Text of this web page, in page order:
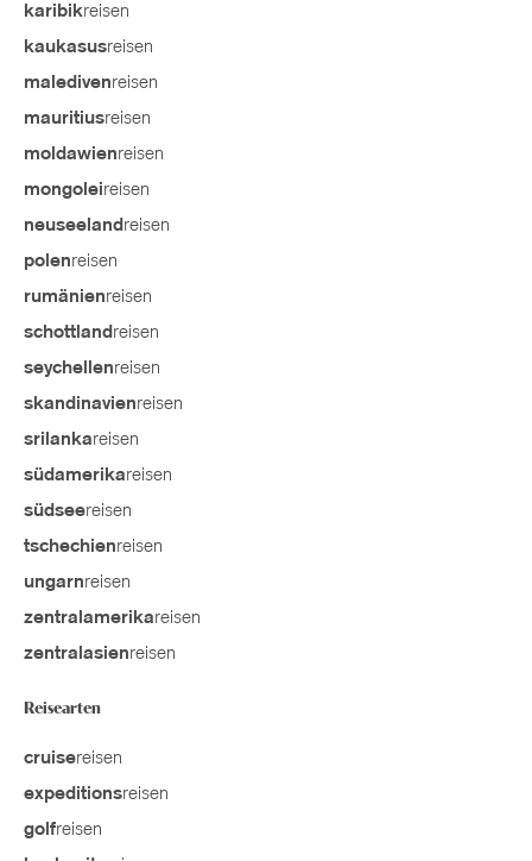
karibikreisen
kaukasusreisen
maledivenreisen
mauritiusreisen
moldawienreisen
mongoleireisen
neuseeland reisen
polenreisen
rumänienreisen
schottland reisen
seychellenreisen
skandinavienreisen
srilankareisen
südamerikareisen
südseereisen
tschechienreisen
ungarnreisen
zentralamerikareisen
zentralasienreisen
Reisearten
cruisereisen
expeditionsreisen
golfreisen